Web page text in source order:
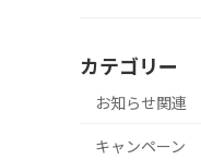
カテゴリー
お知らせ関連
キャンペーン